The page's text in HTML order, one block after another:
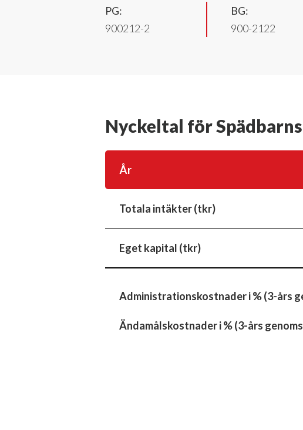
PG:
900212-2
BG:
900-2122
Nyckeltal för
År
Totala intäkter (tkr)
Eget kapital (tkr)
Administrationskostnader i % (3-års
Ändamålskostnader i % (3-års